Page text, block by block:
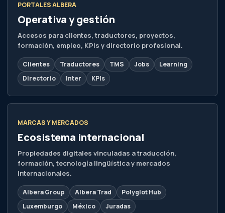
PORTALES ALBERA
Operativa y gestión
Accesos para clientes, traductores, proyectos,
formación, empleo, KPIs y directorio profesional.
Clientes Traductores TMS Jobs
Learning
Directorio
Inter KPIs
MARCAS Y MERCADOS
Ecosistema internacional
Propiedades digitales vinculadas a traducción,
formación, tecnología lingüística y mercados
internacionales.
Albera Group Albera Trad
Polyglot Hub
Luxemburgo
México Juradas